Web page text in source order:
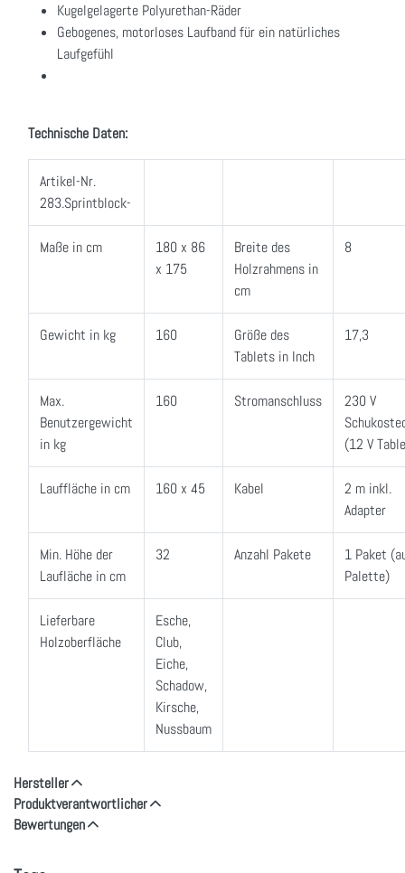
Kugelgelagerte Polyurethan-Räder
Gebogenes, motorloses Laufband für ein natürliches
Laufgefühl
Technische Daten:
Artikel-Nr.
283.Sprintblock-
Maße in cm
180 x 86
x 175
Breite des
Holzrahmens in
cm
8
Gewicht in kg 160
Größe des
Tablets in Inch
17,3
Max.
Benutzergewicht
in kg
160 Stromanschluss
230 V
(12 V
Lauffläche in cm 160 x 45 Kabel
2 m inkl.
Adapter
Min. Höhe der
Laufläche in cm
32 Anzahl Pakete
1 Paket
Palette)
Lieferbare
Holzoberfläche
Esche,
Club,
Eiche,
Schadow,
Kirsche,
Nussbaum
Hersteller
Produktverantwortlicher
Bewertungen